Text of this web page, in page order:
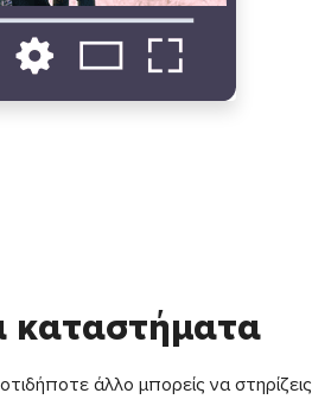
καταστήματα
άλλο μπορείς να στηρίζεις